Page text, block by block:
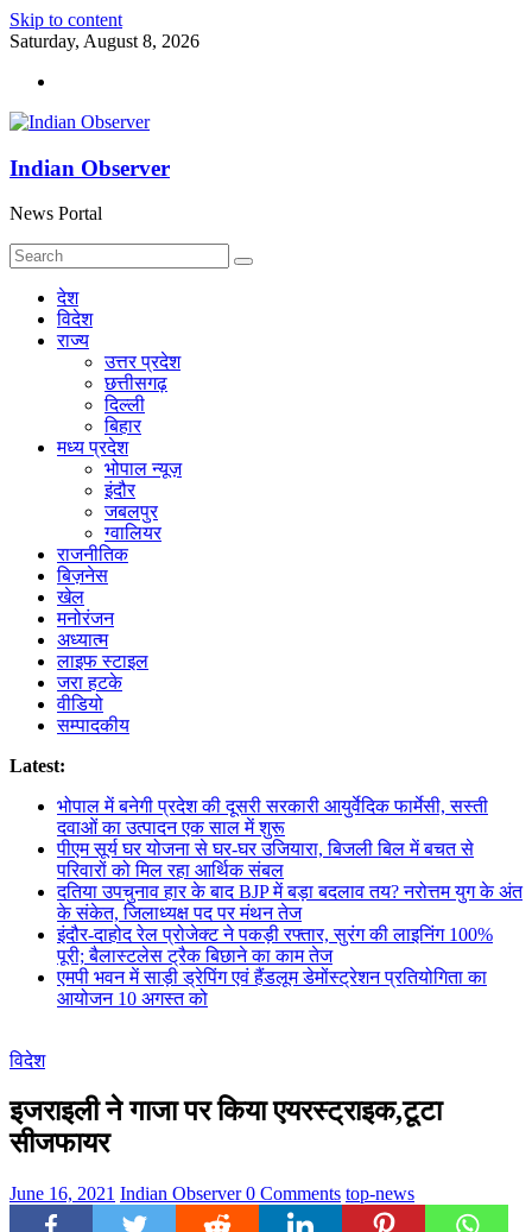
Skip to content
Saturday, August 8, 2026
Indian Observer
News Portal
देश
विदेश
राज्य
उत्तर प्रदेश
छत्तीसगढ़
दिल्ली
बिहार
मध्य प्रदेश
भोपाल न्यूज़
इंदौर
जबलपुर
ग्वालियर
राजनीतिक
बिज़नेस
खेल
मनोरंजन
अध्यात्म
लाइफ स्टाइल
जरा हटके
वीडियो
सम्पादकीय
Latest:
भोपाल में बनेगी प्रदेश की दूसरी सरकारी आयुर्वेदिक फार्मेसी, सस्ती
दवाओं का उत्पादन एक साल में शुरू
पीएम सूर्य घर योजना से घर-घर उजियारा, बिजली बिल में बचत से
परिवारों को मिल रहा आर्थिक संबल
दतिया उपचुनाव हार के बाद BJP में बड़ा बदलाव तय? नरोत्तम युग के अंत
के संकेत, जिलाध्यक्ष पद पर मंथन तेज
इंदौर-दाहोद रेल प्रोजेक्ट ने पकड़ी रफ्तार, सुरंग की लाइनिंग 100%
पूरी; बैलास्टलेस ट्रैक बिछाने का काम तेज
एमपी भवन में साड़ी ड्रेपिंग एवं हैंडलूम डेमोंस्ट्रेशन प्रतियोगिता का
आयोजन 10 अगस्त को
विदेश
इजराइली ने गाजा पर किया एयरस्ट्राइक,टूटा
सीजफायर
June 16, 2021 Indian Observer0 Comments top-news